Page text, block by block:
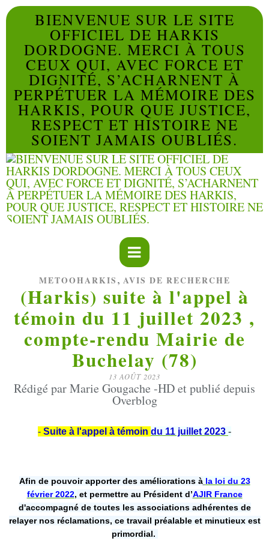
BIENVENUE SUR LE SITE
OFFICIEL DE HARKIS
DORDOGNE. MERCI À TOUS
CEUX QUI, AVEC FORCE ET
DIGNITÉ, S’ACHARNENT À
PERPÉTUER LA MÉMOIRE DES
HARKIS, POUR QUE JUSTICE,
RESPECT ET HISTOIRE NE
SOIENT JAMAIS OUBLIÉS.
METOOHARKIS , AVIS DE RECHERCHE
(Harkis) suite à l'appel à
témoin du 11 juillet 2023 ,
compte-rendu Mairie de
Buchelay (78)
13 AOÛT 2023
Rédigé par Marie Gougache -HD et publié depuis
Overblog
- Suite à l'appel à témoin du 11 juillet 2023 -
Afin de pouvoir apporter des améliorations à la loi du 23
février 2022, et permettre au Président d’AJIR France
d'accompagné de toutes les associations adhérentes de
relayer nos réclamations, ce travail préalable et minutieux est
primordial.